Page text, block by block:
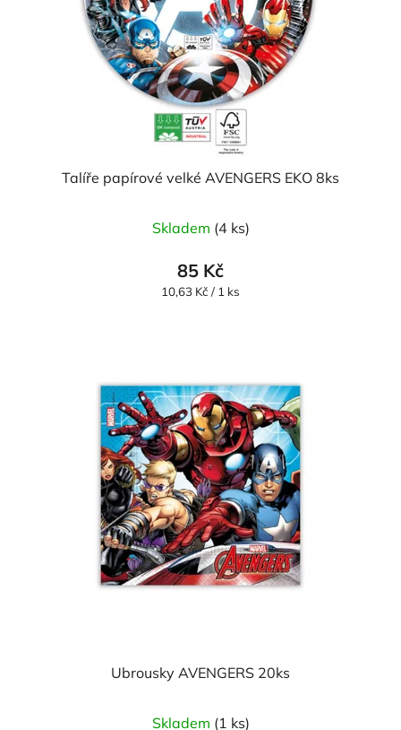
Talíře papírové velké AVENGERS EKO 8ks
Skladem (4 ks)
85 Kč
Měrná
10,63 Kč / 1 ks
Ubrousky AVENGERS 20ks
Skladem (1 ks)